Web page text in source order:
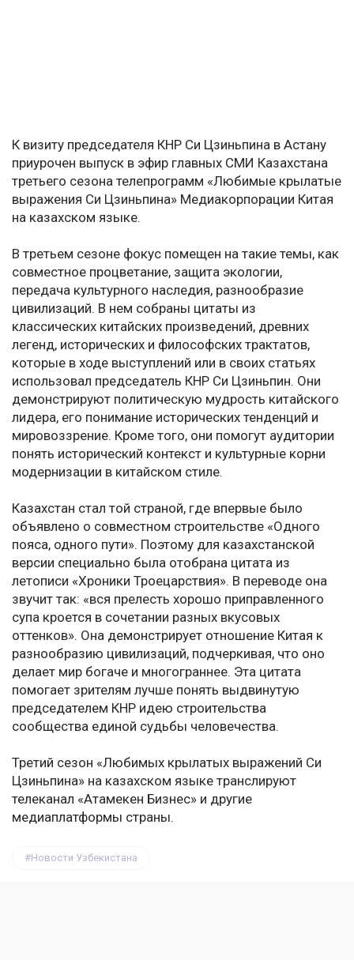
К визиту председателя КНР Си Цзиньпина в Астану
приурочен выпуск в эфир главных СМИ Казахстана
третьего сезона телепрограмм «Любимые крылатые
выражения Си Цзиньпина» Медиакорпорации Китая
на казахском языке.
В третьем сезоне фокус помещен на такие темы, как
совместное процветание, защита экологии,
передача культурного наследия, разнообразие
цивилизаций. В нем собраны цитаты из
классических китайских произведений, древних
легенд, исторических и философских трактатов,
которые в ходе выступлений или в своих статьях
использовал председатель КНР Си Цзиньпин. Они
демонстрируют политическую мудрость китайского
лидера, его понимание исторических тенденций и
мировоззрение. Кроме того, они помогут аудитории
понять исторический контекст и культурные корни
модернизации в китайском стиле.
Казахстан стал той страной, где впервые было
объявлено о совместном строительстве «Одного
пояса, одного пути». Поэтому для казахстанской
версии специально была отобрана цитата из
летописи «Хроники Троецарствия». В переводе она
звучит так: «вся прелесть хорошо приправленного
супа кроется в сочетании разных вкусовых
оттенков». Она демонстрирует отношение Китая к
разнообразию цивилизаций, подчеркивая, что оно
делает мир богаче и многограннее. Эта цитата
помогает зрителям лучше понять выдвинутую
председателем КНР идею строительства
сообщества единой судьбы человечества.
Третий сезон «Любимых крылатых выражений Си
Цзиньпина» на казахском языке транслируют
телеканал «Атамекен Бизнес» и другие
медиаплатформы страны.
Новости Узбекистана